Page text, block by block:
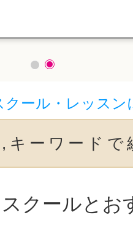
クール・レッスン
キーワードで
クールとお